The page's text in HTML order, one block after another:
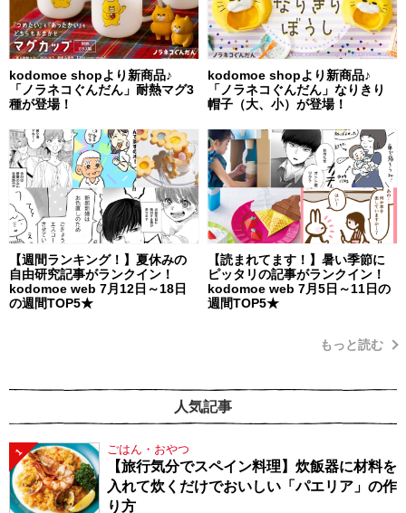
kodomoe shopより新商品♪
「ノラネコぐんだん」耐熱マグ3
種が登場！
kodomoe shopより新商品♪
「ノラネコぐんだん」なりきり
帽子（大、小）が登場！
【週間ランキング！】夏休みの
自由研究記事がランクイン！
kodomoe web 7月12日～18日
の週間TOP5★
【読まれてます！】暑い季節に
ピッタリの記事がランクイン！
kodomoe web 7月5日～11日の
週間TOP5★
もっと読む
人気記事
1 ごはん・おやつ
【旅行気分でスペイン料理】炊飯器に材料を
入れて炊くだけでおいしい「パエリア」の作
り方